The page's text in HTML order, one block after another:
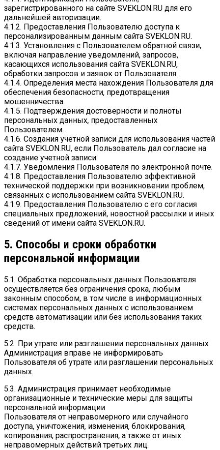
зарегистрированного на сайте SVEKLON.RU для его
дальнейшей авторизации.
4.1.2. Предоставления Пользователю доступа к
персонализированным данным сайта SVEKLON.RU.
4.1.3. Установления с Пользователем обратной связи,
включая направление уведомлений, запросов,
касающихся использования сайта SVEKLON.RU,
обработки запросов и заявок от Пользователя.
4.1.4. Определения места нахождения Пользователя для
обеспечения безопасности, предотвращения
мошенничества.
4.1.5. Подтверждения достоверности и полноты
персональных данных, предоставленных
Пользователем.
4.1.6. Создания учетной записи для использования частей
сайта SVEKLON.RU, если Пользователь дал согласие на
создание учетной записи.
4.1.7. Уведомления Пользователя по электронной почте.
4.1.8. Предоставления Пользователю эффективной
технической поддержки при возникновении проблем,
связанных с использованием сайта SVEKLON.RU.
4.1.9. Предоставления Пользователю с его согласия
специальных предложений, новостной рассылки и иных
сведений от имени сайта SVEKLON.RU.
5. Способы и сроки обработки
персональной информации
5.1. Обработка персональных данных Пользователя
осуществляется без ограничения срока, любым
законным способом, в том числе в информационных
системах персональных данных с использованием
средств автоматизации или без использования таких
средств.
5.2. При утрате или разглашении персональных данных
Администрация вправе не информировать
Пользователя об утрате или разглашении персональных
данных.
5.3. Администрация принимает необходимые
организационные и технические меры для защиты
персональной информации
Пользователя от неправомерного или случайного
доступа, уничтожения, изменения, блокирования,
копирования, распространения, а также от иных
неправомерных действий третьих лиц.